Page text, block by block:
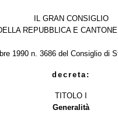
IL GRAN CONSIGLIO
REPUBBLICA E
1990 n. 3686 del Consiglio di
decreta:
TITOLO I
Generalità